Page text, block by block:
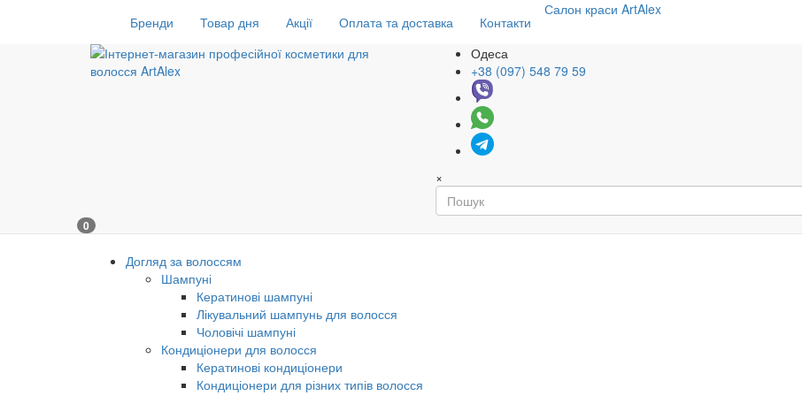
Бренди Товар дня Акції Оплата та доставка Контакти
Салон краси ArtAlex
Одеса
+38 (097) 548 79 59
×
0
Догляд за волоссям
Шампуні
Кератинові шампуні
Лікувальний шампунь для волосся
Чоловічі шампуні
Кондиціонери для волосся
Кератинові кондиціонери
Кондиціонери для різних типів волосся